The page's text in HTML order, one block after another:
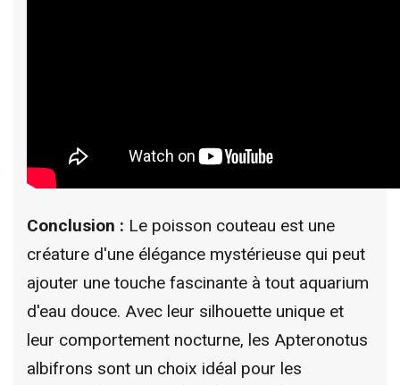
Conclusion : Le poisson couteau est une
créature d'une élégance mystérieuse qui peut
ajouter une touche fascinante à tout aquarium
d'eau douce. Avec leur silhouette unique et
leur comportement nocturne, les Apteronotus
albifrons sont un choix idéal pour les